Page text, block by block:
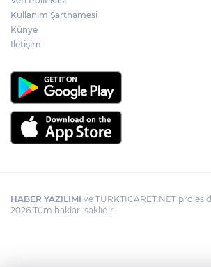
Kullanım Şartnamesi
Künye
İletişim
HABER YAZILIMI ve TURKTICARET.NET
2026 Tüm hakları saklıdır.